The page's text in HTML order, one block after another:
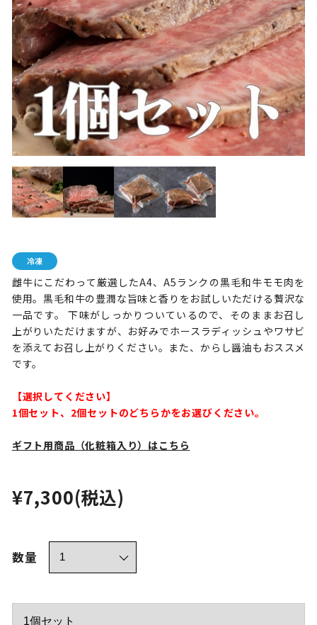
雌牛にこだわって厳選したA4、A5ランクの黒毛和牛モモ肉を
使用。黒毛和牛の豊潤な旨味と香りをお試しいただける贅沢な
一品です。 下味がしっかりついているので、そのままお召し
上がりいただけますが、お好みでホースラディッシュやワサビ
を添えてお召し上がりください。また、からし醤油もおススメ
です。
【選択してください】
1個セット、2個セットのどちらかをお選びください。
ギフト用商品（化粧箱入り）はこちら
¥7,300(税込)
数量